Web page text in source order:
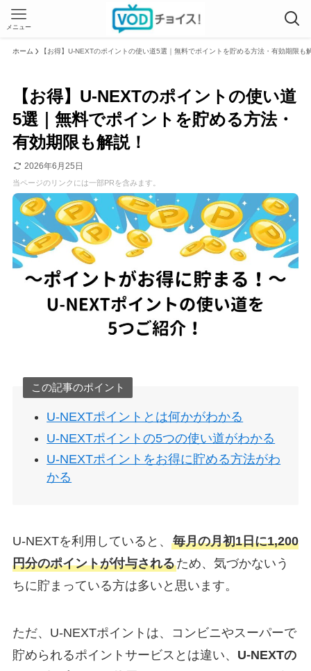
メニュー
ホーム 【お得】U-NEXTのポイントの使い道5選｜無料でポイントを貯める方法・有効期限も
【お得】U-NEXTのポイントの使い道
5選｜無料でポイントを貯める方法・
有効期限も解説！
2026年6月25日
当ページのリンクには一部PRを含みます。
この記事のポイント
U-NEXTポイントとは何かがわかる
U-NEXTポイントの5つの使い道がわかる
U-NEXTポイントをお得に貯める方法がわ
かる
U-NEXTを利用していると、 毎月の月初1日に1,200
円分のポイントが付与されるため、気づかないう
ちに貯まっている方は多いと思います。
ただ、U-NEXTポイントは、コンビニやスーパーで
貯められるポイントサービスとは違い、 U-NEXTの